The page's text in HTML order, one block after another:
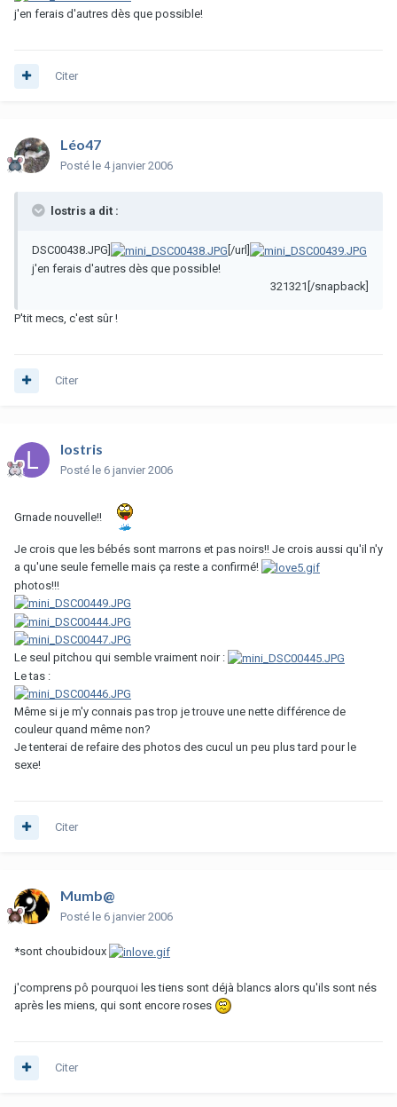
j'en ferais d'autres dès que possible!
Citer
Léo47
Posté le 4 janvier 2006
lostris a dit :
DSC00438.JPG]
[/url]
j'en ferais d'autres dès que possible!
321321[/snapback]
P'tit mecs, c'est sûr !
Citer
lostris
Posté le 6 janvier 2006
Grnade nouvelle!!
Je crois que les bébés sont marrons et pas noirs!! Je crois aussi qu'il n'y
a qu'une seule femelle mais ça reste a confirmé!
photos!!!
Le seul pitchou qui semble vraiment noir :
Le tas :
Même si je m'y connais pas trop je trouve une nette différence de
couleur quand même non?
Je tenterai de refaire des photos des cucul un peu plus tard pour le
sexe!
Citer
Mumb@
Posté le 6 janvier 2006
*sont choubidoux
j'comprens pô pourquoi les tiens sont déjà blancs alors qu'ils sont nés
après les miens, qui sont encore roses
Citer